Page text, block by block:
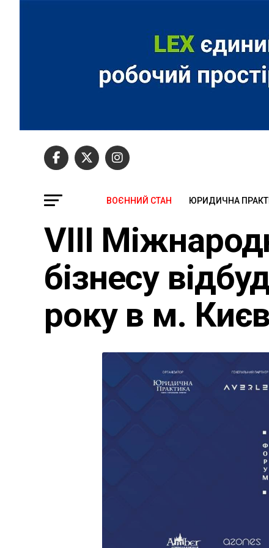
ВОЄННИЙ СТАН ЮРИДИЧНА
VIII
бізнесу
року в м.